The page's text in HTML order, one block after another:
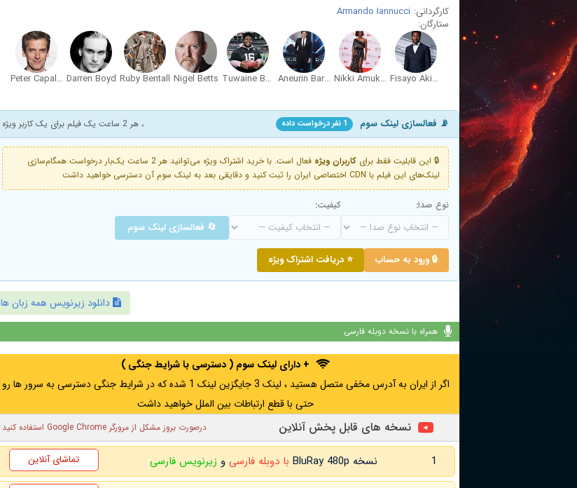
کارگردانی: Armando Iannucci
ستارگان:
Fisayo Akinade
Nikki Amuka-Bird
Aneurin Barnard
Tuwaine Barrett
Nigel Betts
Ruby Bentall
Darren Boyd
Peter Capaldi
📡 فعالسازی لینک سوم 1 نفر درخواست داده ، هر 2 ساعت یک فیلم برای یک کاربر ویژه
🔒 این قابلیت فقط برای کاربران ویژه
فعال است. با خرید اشتراک ویژه می‌توانید هر 2 ساعت یک‌بار درخواست همگام‌سازی
لینک‌های این فیلم با CDN اختصاصی ایران را ثبت کنید و دقایقی بعد به لینک سوم آن دسترسی خواهید داشت
نوع صدا: کیفیت:
🔄 فعالسازی لینک سوم
🔒 ورود به حساب ⭐ دریافت اشتراک ویژه
دانلود زیرنویس همه زبان ها
همراه با نسخه دوبله فارسی
+ دارای لینک سوم ( دسترسی با شرایط جنگی )
اگر از ایران به آدرس مخفی متصل هستید ، لینک 3 جایگزین لینک 1 شده که در شرایط جنگی دسترسی به سرور ها رو
حتی با قطع ارتباطات بین الملل خواهید داشت
نسخه های قابل پخش آنلاین درصورت بروز مشکل از مرورگر Google Chrome استفاده کنید
1 نسخه BluRay 480p با دوبله فارسی و زیرنویس فارسی تماشای آنلاین